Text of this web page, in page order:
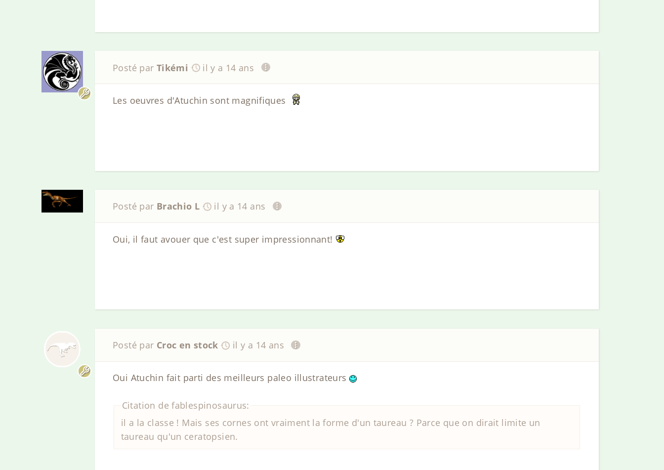
Posté par Tikémi il y a 14 ans
Les oeuvres d'Atuchin sont magnifiques
Posté par Brachio L il y a 14 ans
Oui, il faut avouer que c'est super impressionnant!
Posté par Croc en stock il y a 14 ans
Oui Atuchin fait parti des meilleurs paleo illustrateurs
Citation de fablespinosaurus:
il a la classe ! Mais ses cornes ont vraiment la forme d'un taureau ? Parce que on dirait limite un
taureau qu'un ceratopsien.